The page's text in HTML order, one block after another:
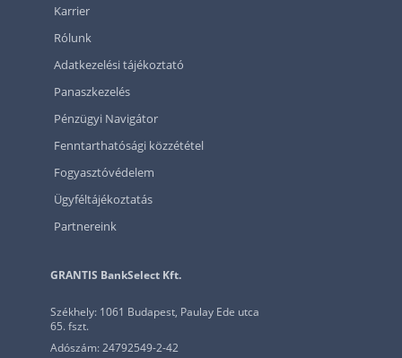
Karrier
Rólunk
Adatkezelési tájékoztató
Panaszkezelés
Pénzügyi Navigátor
Fenntarthatósági közzététel
Fogyasztóvédelem
Ügyféltájékoztatás
Partnereink
GRANTIS BankSelect Kft.
Székhely: 1061 Budapest, Paulay Ede utca
65. fszt.
Adószám: 24792549-2-42